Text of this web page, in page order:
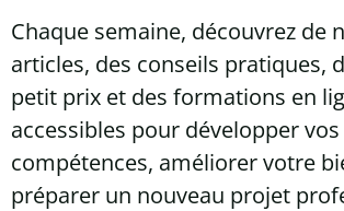
Chaque semaine, découvrez de
articles, des conseils pratiques,
petit prix et des formations en
accessibles pour développer vos
compétences, améliorer votre
préparer un nouveau projet